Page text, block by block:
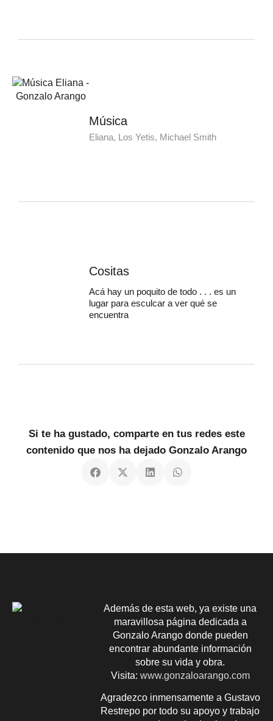
Música
Eliana, Los Yetis, Michael Smith
Cositas
Acá hay un poquito de todo . . . es un
lugar para esculcar a ver qué se
encuentra
Si te ha gustado, comparte en tus redes este
contenido que nos ha dejado Gonzalo Arango
Además de esta web, ya existe una
maravillosa página dedicada a
Gonzalo Arango donde pueden
encontrar abundante información
sobre su vida y obra.
Visita: www.gonzaloarango.com
Agradezco inmensamente a Gustavo
Restrepo por todo su apoyo y trabajo